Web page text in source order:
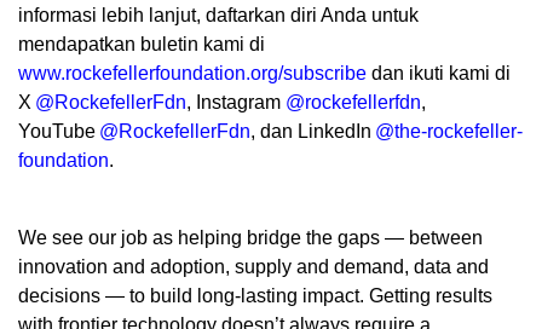
informasi lebih lanjut, daftarkan diri Anda untuk
mendapatkan buletin kami di
www.rockefellerfoundation.org/subscribe dan ikuti kami di
X @RockefellerFdn, Instagram @rockefellerfdn,
YouTube @RockefellerFdn, dan LinkedIn @the-rockefeller-
foundation.
We see our job as helping bridge the gaps — between
innovation and adoption, supply and demand, data and
decisions — to build long-lasting impact. Getting results
with frontier technology doesn’t always require a